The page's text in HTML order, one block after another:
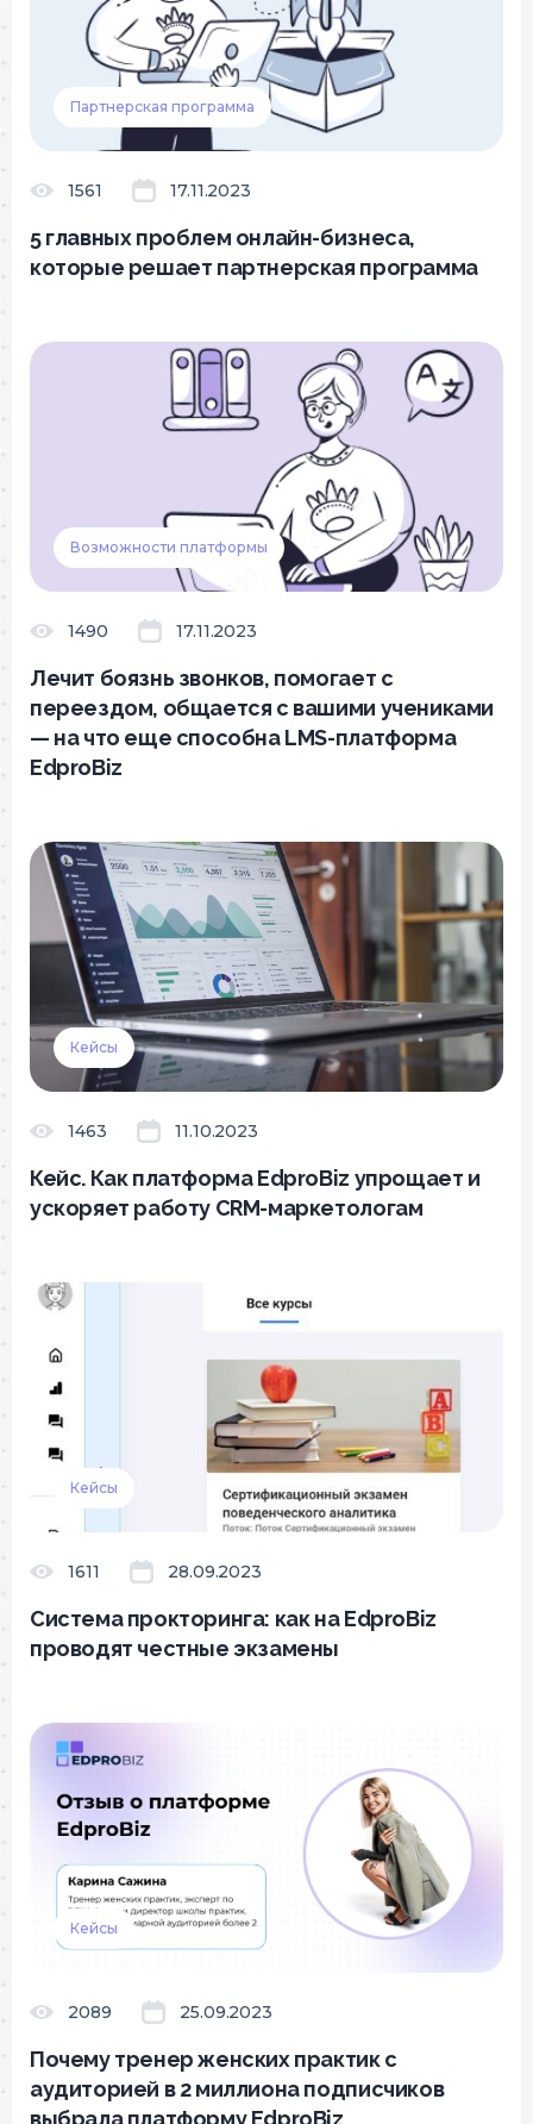
Партнерская программа
1561 17.11.2023
5 главных проблем онлайн-бизнеса,
которые решает партнерская программа
Возможности платформы
1490 17.11.2023
Лечит боязнь звонков, помогает с
переездом, общается с вашими учениками
— на что еще способна LMS-платформа
EdproBiz
Кейсы
1463 11.10.2023
Кейс. Как платформа EdproBiz упрощает и
ускоряет работу CRM-маркетологам
Кейсы
1611 28.09.2023
Система прокторинга: как на EdproBiz
проводят честные экзамены
Кейсы
2089 25.09.2023
Почему тренер женских практик с
аудиторией в 2 миллиона подписчиков
выбрала платформу EdproBiz